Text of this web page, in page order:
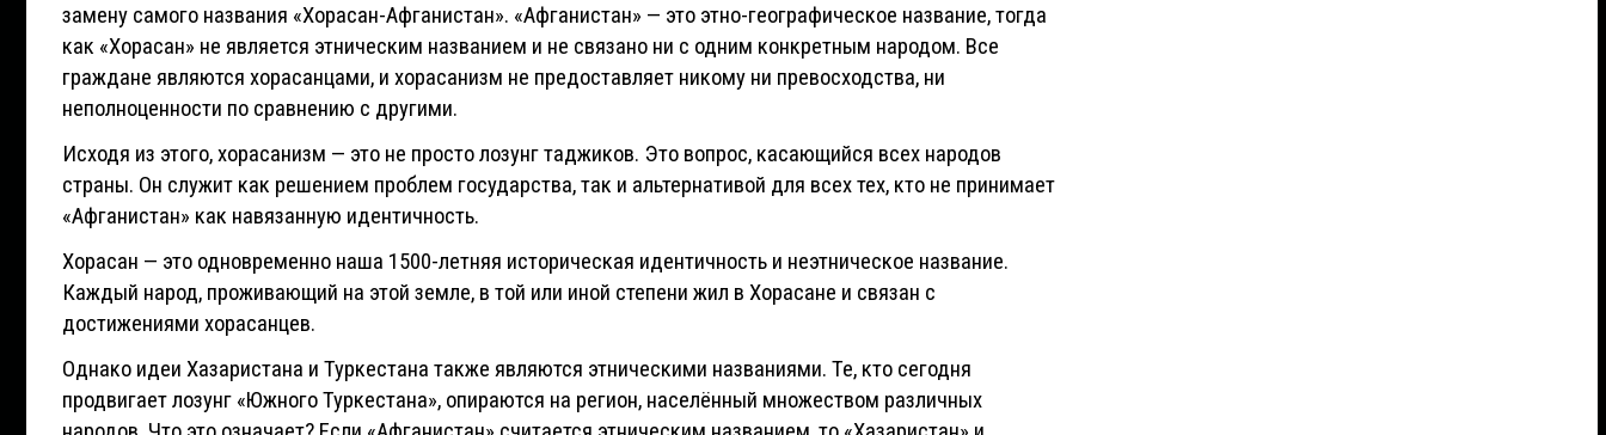
замену самого названия «Хорасан-Афганистан». «Афганистан» — это этно-географическое название, тогда
как «Хорасан» не является этническим названием и не связано ни с одним конкретным народом. Все
граждане являются хорасанцами, и хорасанизм не предоставляет никому ни превосходства, ни
неполноценности по сравнению с другими.
Исходя из этого, хорасанизм — это не просто лозунг таджиков. Это вопрос, касающийся всех народов
страны. Он служит как решением проблем государства, так и альтернативой для всех тех, кто не принимает
«Афганистан» как навязанную идентичность.
Хорасан — это одновременно наша 1500-летняя историческая идентичность и неэтническое название.
Каждый народ, проживающий на этой земле, в той или иной степени жил в Хорасане и связан с
достижениями хорасанцев.
Однако идеи Хазаристана и Туркестана также являются этническими названиями. Те, кто сегодня
продвигает лозунг «Южного Туркестана», опираются на регион, населённый множеством различных